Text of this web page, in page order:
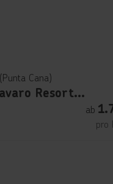
Cana)
Lopesan Costa Bavaro Resort Spa & Casino
ab
pro